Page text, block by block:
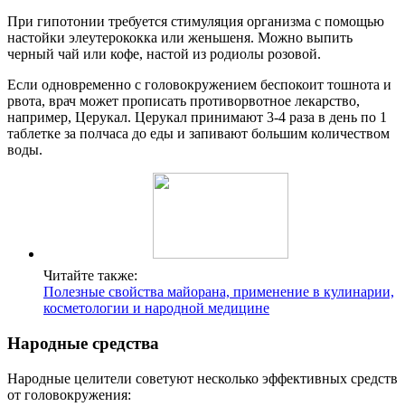
При гипотонии требуется стимуляция организма с помощью
настойки элеутерококка или женьшеня. Можно выпить
черный чай или кофе, настой из родиолы розовой.
Если одновременно с головокружением беспокоит тошнота и
рвота, врач может прописать противорвотное лекарство,
например, Церукал. Церукал принимают 3-4 раза в день по 1
таблетке за полчаса до еды и запивают большим количеством
воды.
Читайте также:
Полезные свойства майорана, применение в кулинарии,
косметологии и народной медицине
Народные средства
Народные целители советуют несколько эффективных средств
от головокружения: